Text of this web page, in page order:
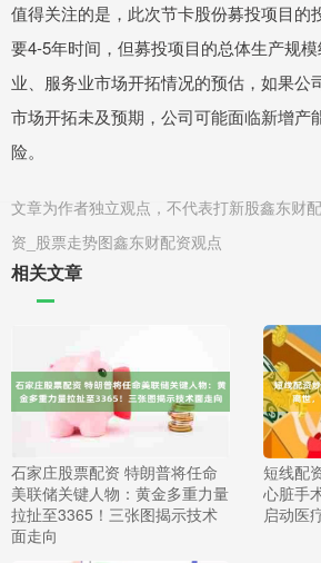
值得关注的是，此次节卡股份募投项目的
要4-5年时间，但募投项目的总体生产规
业、服务业市场开拓情况的预估，如果公
市场开拓未及预期，公司可能面临新增产
险。
文章为作者独立观点，不代表打新股鑫东财
资_股票走势图鑫东财配资观点
相关文章
石家庄股票配资 特朗普将任命
美联储关键人物：黄金多重力量
拉扯至3365！三张图揭示技术
面走向
短线配
心脏手
启动医